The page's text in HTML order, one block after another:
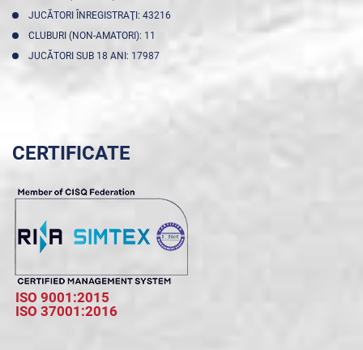
JUCĂTORI ÎNREGISTRAŢI: 43216
CLUBURI (NON-AMATORI): 11
JUCĂTORI SUB 18 ANI: 17987
CERTIFICATE
ISO 9001:2015
ISO 37001:2016